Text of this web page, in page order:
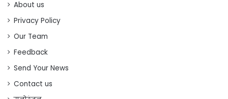
About us
Privacy Policy
Our Team
Feedback
Send Your News
Contact us